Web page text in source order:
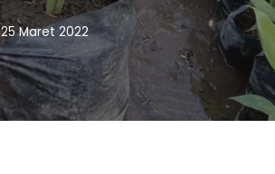
25 Maret 2022